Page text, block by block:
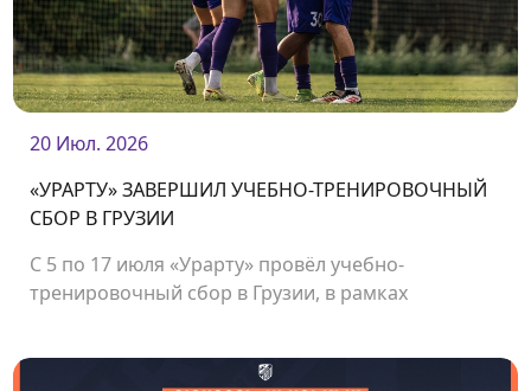
20 Июл. 2026
«УРАРТУ» ЗАВЕРШИЛ УЧЕБНО-ТРЕНИРОВОЧНЫЙ
СБОР В ГРУЗИИ
С 5 по 17 июля «Урарту» провёл учебно-
тренировочный сбор в Грузии, в рамках